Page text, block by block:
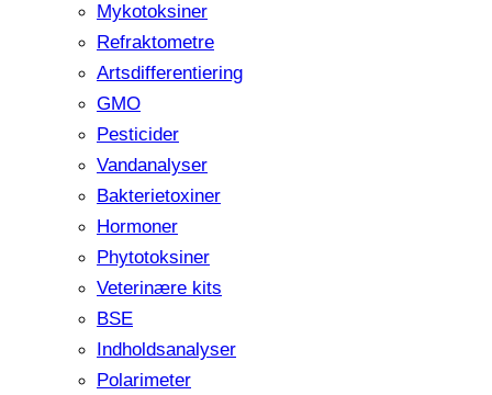
Mykotoksiner
Refraktometre
Artsdifferentiering
GMO
Pesticider
Vandanalyser
Bakterietoxiner
Hormoner
Phytotoksiner
Veterinære kits
BSE
Indholdsanalyser
Polarimeter